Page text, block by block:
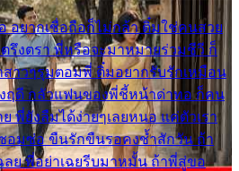
อยากเชื่อถือก็ไม่กล้า ติ๋มใช่คนสวย
รึงตรา พี่หรือจะมาหมายร่วมชีวี ก็
สาวๆรุมตอมพี่ ติ๋มอยากรับรักเหมือน
ฤดี กลัวแฟนของพี่ชี้หน้าด่าทอ ก็คน
พี่ยังลืมได้ง่ายๆเลยหนอ แค่ตัวเรา
อมซ่อ ขืนรักขืนรอคงช้ำสักวัน ถ้า
ลย พี่อย่าเฉยรีบมาหมั้น ถ้าพี่สู่ขอ